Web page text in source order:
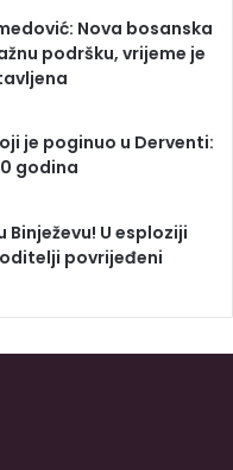
Nova bosanska
podršku, vrijeme je
je poginuo u Derventi:
godina
U esploziji
povrijeđeni